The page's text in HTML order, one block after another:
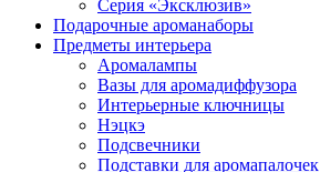
Серия «Эксклюзив»
Подарочные ароманаборы
Предметы интерьера
Аромалампы
Вазы для аромадиффузора
Интерьерные ключницы
Нэцкэ
Подсвечники
Подставки для аромапалочек